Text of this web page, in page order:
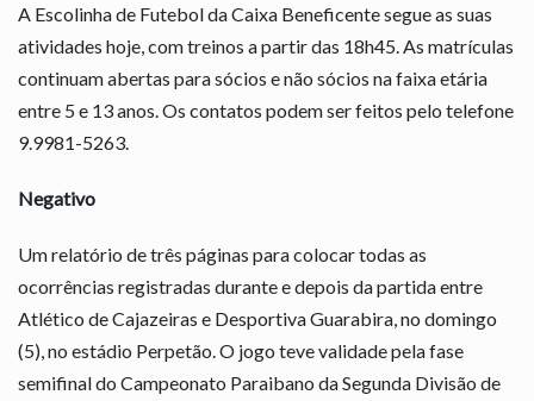
A Escolinha de Futebol da Caixa Beneficente segue as suas
atividades hoje, com treinos a partir das 18h45. As matrículas
continuam abertas para sócios e não sócios na faixa etária
entre 5 e 13 anos. Os contatos podem ser feitos pelo telefone
9.9981-5263.
Negativo
Um relatório de três páginas para colocar todas as
ocorrências registradas durante e depois da partida entre
Atlético de Cajazeiras e Desportiva Guarabira, no domingo
(5), no estádio Perpetão. O jogo teve validade pela fase
semifinal do Campeonato Paraibano da Segunda Divisão de